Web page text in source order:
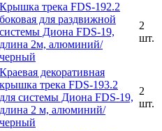
Крышка трека FDS-192.2
боковая для раздвижной
системы Диона FDS-19,
длина 2м, алюминий/
черный
2
шт.
Краевая декоративная
крышка трека FDS-193.2
для системы Диона FDS-19,
длина 2 м, алюминий/
черный
2
шт.